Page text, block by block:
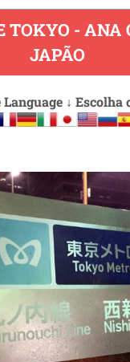
TOKYO - ANA
JAPÃO
Language ↓ Escolha